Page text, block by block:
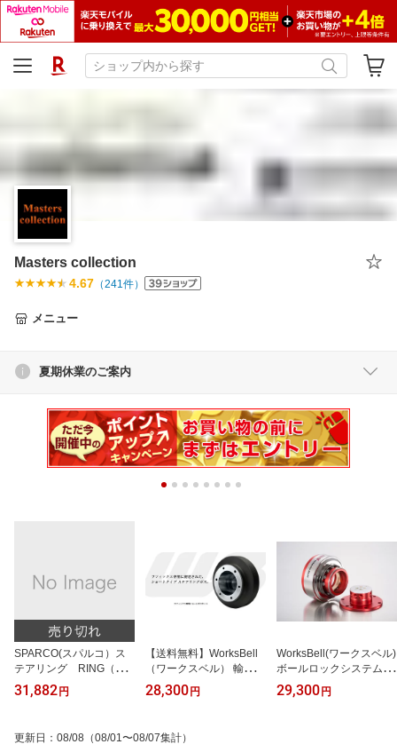
Masters collection
4.67 （241件）
メニュー
夏期休業のご案内
SPARCO(スパルコ）ス
テアリング RING（リ
ング） L360 レザー
31,882 円
【送料無料】WorksBell
（ワークスベル） 輸入車
用ラフィックス専用ショ
ートボス2212S BMW MI
ートボス
28,300 円
WorksBell(ワークスベル)
ボールロックシステムRa
pfixII
29,300 円
更新日 ： 08/08 （08/01〜08/07集計）